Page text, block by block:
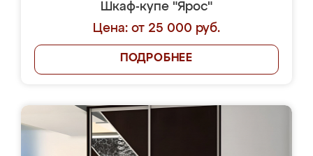
Шкаф-купе "Ярос"
Цена: от 25 000 руб.
ПОДРОБНЕЕ